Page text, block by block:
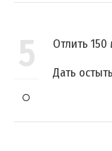
5
Отлить
Дать